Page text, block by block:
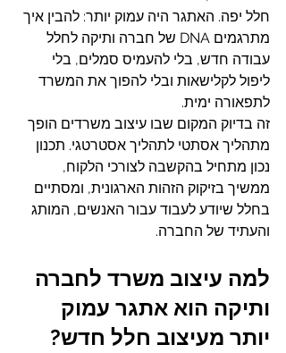
חלל יפה. האתגר היה עמוק יותר: להבין איך
מתרגמים DNA של חברה ותיקה לחלל
עבודה חדש, בלי להעמיס סמלים, בלי
ליפול לקלישאות ובלי להפוך את המשרד
לתפאורה ימית.
זה בדיוק המקום שבו עיצוב משרדים הופך
מתהליך אסתטי לתהליך אסטרטגי. תכנון
נכון מתחיל בהקשבה לצורכי הלקוח,
ממשיך בזיקוק הזהות הארגונית, ומסתיים
בחלל שיודע לעבוד עבור האנשים, המותג
והעתיד של החברה.
למה עיצוב משרד לחברה
ותיקה הוא אתגר עמוק
יותר מעיצוב חלל חדש?